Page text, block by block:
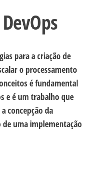
para a criação de
o processamento
é fundamental
e é um trabalho que
concepção da
uma implementação